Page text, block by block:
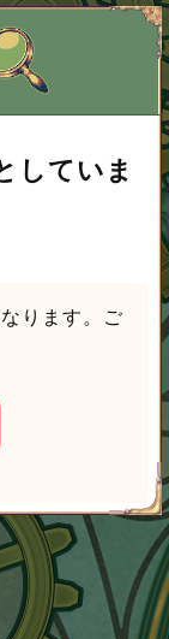
していま
ります。ご